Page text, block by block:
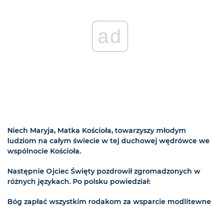
ad
Niech Maryja, Matka Kościoła, towarzyszy młodym
ludziom na całym świecie w tej duchowej wędrówce we
wspólnocie Kościoła.
Następnie Ojciec Święty pozdrowił zgromadzonych w
różnych językach. Po polsku powiedział:
Bóg zapłać wszystkim rodakom za wsparcie modlitewne